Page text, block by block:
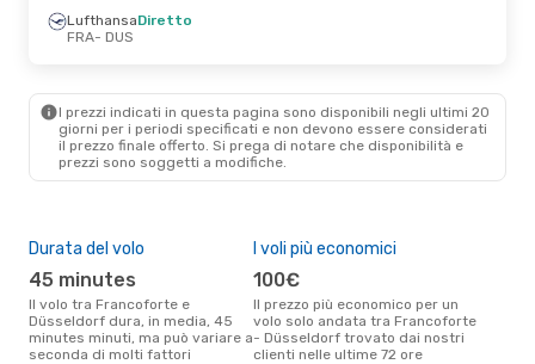
Mar 22 Set- Gio 24 Set
- FRA
Gio 15 Ott- Ven 16 Ott
DUS- FRA
LufthansaDiretto
FRA- DUS
I prezzi indicati in questa pagina sono disponibili negli ultimi 20
giorni per i periodi specificati e non devono essere considerati
il ​​prezzo finale offerto. Si prega di notare che disponibilità e
prezzi sono soggetti a modifiche.
Durata del volo
45 minutes
Il volo tra Francoforte e
Düsseldorf dura, in media, 45
minutes minuti, ma può variare a
seconda di molti fattori
I voli più economici
100€
Il prezzo più economico per un
volo solo andata tra Francoforte
- Düsseldorf trovato dai nostri
clienti nelle ultime 72 ore